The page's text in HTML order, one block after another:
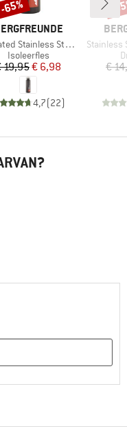
Steel Bottle 750ml
Productgroep
Isoleerfles
Prijs
19,95Verlaagde prijs
€ 6,98
4,7(22)
Artikel
Stainless
€
-